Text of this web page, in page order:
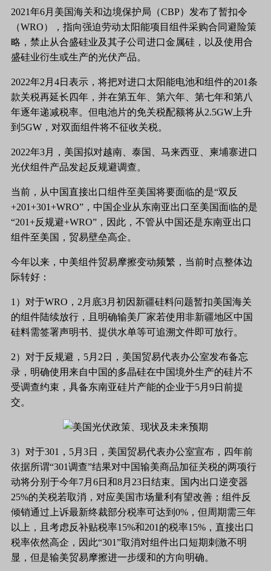
2021年6月美国海关和边境保护局（CBP）发布了暂扣令
（WRO），指向强迫劳动太阳能项目组件采购合同避险策
略，禁止从合盛硅业及其子公司进口金属硅，以及使用合
盛硅业衍生或生产的光伏产品。
2022年2月4日表示，将把对进口太阳能电池和组件的201条
款关税再延长四年，并在第五年、第六年、第七年和第八
年逐年递减税率。但电池片的免关税配额将从2.5GW上升
到5GW，对双面组件将不征收关税。
2022年3月，美国拟对越南、泰国、马来西亚、柬埔寨进口
光伏组件产品发起反规避调查。
当前，从中国直接出口组件至美国将要面临的是“双反
+201+301+WRO”，中国企业从东南亚出口至美国面临的是
“201+反规避+WRO”，因此，不管从中国还是东南亚出口
组件至美国，贸易壁垒高企。
今年以来，中美组件贸易摩擦变动频繁，当前时点整体边
际转好：
1）对于WRO，2月底3月初因新疆硅料问题暂扣美国海关
的组件陆续放行，且明确输美厂家若使用非新疆地区中国
硅料需签署声明书、提供水单等可追溯文件即可放行。
2）对于反规避，5月2日，美国贸易代表办公室发布备忘
录，明确使用来自中国的多晶硅在中国境外生产的硅片不
受调查约束，具备东南亚硅片产能的企业于5月9日前提
交。
3）对于301，5月3日，美国贸易代表办公室宣布，四年前
依据所谓“301调查”结果对中国输美商品加征关税的两项行
动将分别于今年7月6日和8月23日结束。国内出口逆变器
25%的关税若取消，对应美国市场量利有望改善；组件反
倾销通过上诉最新终裁部分税率可达到0%，但周期需三年
以上，且考虑反补贴税率15%和201的税率15%，直接出口
税率依然高企，因此“301”取消对组件出口短期刺激不明
显，但是输美贸易摩擦进一步缓和的方向明确。